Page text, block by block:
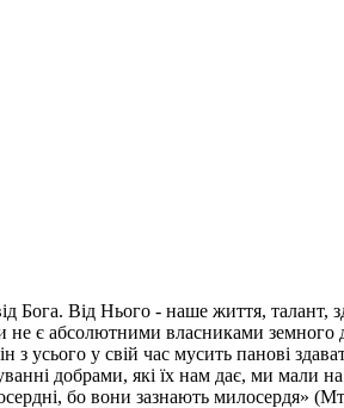
Бога. Від Нього - наше життя,
є абсолютними власниками земного
з усього у свій час мусить панові
добрами, які їх нам дає, ми мали
бо вони зазнають милосердя»